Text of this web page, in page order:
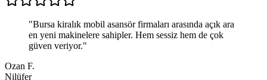
"Bursa kiralık mobil asansör firmaları arasında açık ara
en yeni makinelere sahipler. Hem sessiz hem de çok
güven veriyor."
Ozan F.
Nilüfer